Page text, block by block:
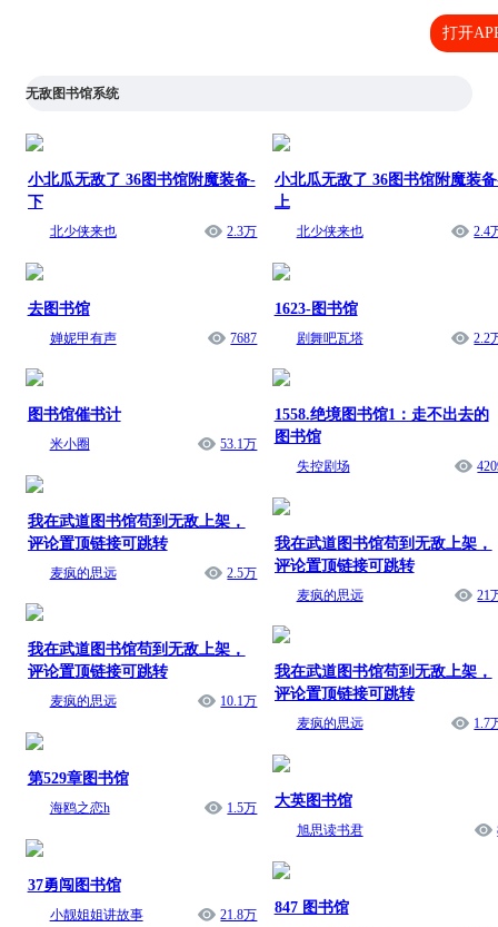
打开
无敌图书馆系统
小北瓜无敌了 36图书馆附魔装备-
下
北少侠来也 2.3万
去图书馆
婵妮甲有声 7687
图书馆催书计
米小圈 53.1万
我在武道图书馆苟到无敌上架，
评论置顶链接可跳转
麦疯的思远 2.5万
我在武道图书馆苟到无敌上架，
评论置顶链接可跳转
麦疯的思远 10.1万
第529章图书馆
海鸥之恋h 1.5万
37勇闯图书馆
小靓姐姐讲故事 21.8万
小北瓜无敌了 36图书馆附魔装
上
北少侠来也 2.4
1623-图书馆
剧舞吧瓦塔 2.2
1558.绝境图书馆1：走不出去的
图书馆
失控剧场
我在武道图书馆苟到无敌上架，
评论置顶链接可跳转
麦疯的思远 21
我在武道图书馆苟到无敌上架，
评论置顶链接可跳转
麦疯的思远 1.7
大英图书馆
旭思读书君
847 图书馆